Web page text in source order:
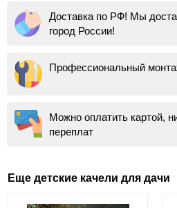
Доставка по РФ! Мы
город России!
Профессиональный
Можно оплатить картой,
переплат
Еще детские качели для дачи